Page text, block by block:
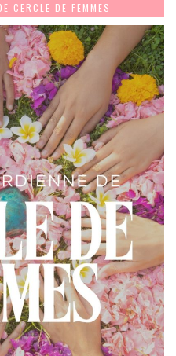
CERCLE DE FEMMES